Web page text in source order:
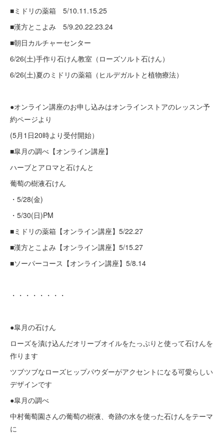
■ミドリの薬箱 5/10.11.15.25
■漢方とこよみ 5/9.20.22.23.24
■朝日カルチャーセンター
6/26(土)手作り石けん教室（ローズソルト石けん）
6/26(土)夏のミドリの薬箱（ヒルデガルトと植物療法）
●オンライン講座のお申し込みはオンラインストアのレッスン予
約ページより
(5月1日20時より受付開始）
■皐月の調べ【オンライン講座】
ハーブとアロマと石けんと
葡萄の樹液石けん
・5/28(金)
・5/30(日)PM
■ミドリの薬箱【オンライン講座】5/22.27
■漢方とこよみ【オンライン講座】5/15.27
■ソーパーコース【オンライン講座】5/8.14
・・・・・・・・
●皐月の石けん
ローズを漬け込んだオリーブオイルをたっぷりと使って石けんを
作ります
ツブツブなローズヒップパウダーがアクセントになる可愛らしい
デザインです
●皐月の調べ
中村葡萄園さんの葡萄の樹液、奇跡の水を使った石けんをテーマ
に